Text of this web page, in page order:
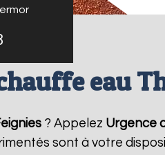
eau
? Appelez Urgence
sont à votre